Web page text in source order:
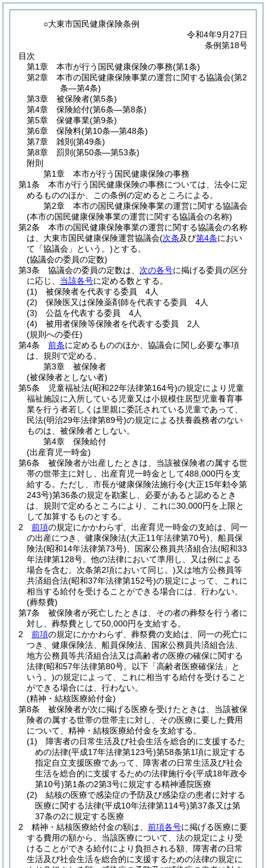
○大東市国民健康保険条例
令和4年9月27日
条例第18号
目次
第1章
本市が行う国民健康保険の事務(第1条)
第2章
本市の国民健康保険事業の運営に関する協議会(第2
条―第4条)
第3章
被保険者(第5条)
第4章
保険給付(第6条―第8条)
第5章
保健事業(第9条)
第6章
保険料(第10条―第48条)
第7章
雑則 (第49条)
第8章
罰則 (第50条―第53条)
附則
第1章
本市が行う国民健康保険の事務
第1条
本市が行う国民健康保険の事務については、法令に定
めるもののほか、この条例の定めるところによる。
第2章
本市の国民健康保険事業の運営に関する協議会
(本市の国民健康保険事業の運営に関する協議会の名称)
第2条
本市の国民健康保険事業の運営に関する協議会の名称
は、大東市国民健康保険運営協議会(次条及び第4条におい
て「協議会」という。)とする。
(協議会の委員の定数)
第3条
協議会の委員の定数は、 次の各号に掲げる委員の区分
に応じ、 当該各号に定める数とする。
(1)
被保険者を代表する委員 4人
(2)
保険医又は保険薬剤師を代表する委員 4人
(3)
公益を代表する委員 4人
(4)
被用者保険等保険者を代表する委員 2人
(規則への委任)
第4条
前条に定めるもののほか、協議会に関し必要な事項
は、規則で定める。
第3章
被保険者
(被保険者としない者)
第5条
児童福祉法(昭和22年法律第164号)の規定により児童
福祉施設に入所している児童又は小規模住居型児童養育事
業を行う者若しくは里親に委託されている児童であって、
民法(明治29年法律第89号)の規定による扶養義務者のない
ものは、被保険者としない。
第4章
保険給付
(出産育児一時金)
第6条
被保険者が出産したときは、当該被保険者の属する世
帯の世帯主に対し、出産育児一時金として488,000円を支
給する。 ただし、市長が健康保険法施行令(大正15年勅令第
243号)第36条の規定を勘案し、必要があると認めるとき
は、規則で定めるところにより、これに30,000円を上限と
して加算するものとする。
2
前項の規定にかかわらず、出産育児一時金の支給は、同一
の出産につき、健康保険法(大正11年法律第70号) 、船員保
険法(昭和14年法律第73号) 、国家公務員共済組合法(昭和33
年法律第128号。他の法律において準用し、又は例による
場合を含む。次条第2項において同じ。)又は地方公務員等
共済組合法(昭和37年法律第152号)の規定によって、これに
相当する給付を受けることができる場合には、行わない。
(葬祭費)
第7条
被保険者が死亡したときは、その者の葬祭を行う者に
対し、葬祭費として50,000円を支給する。
2
前項の規定にかかわらず、葬祭費の支給は、同一の死亡に
つき、健康保険法、船員保険法、国家公務員共済組合法、
地方公務員等共済組合法又は高齢者の医療の確保に関する
法律(昭和57年法律第80号。以下「高齢者医療確保法」と
いう。)の規定によって、これに相当する給付を受けること
ができる場合には、行わない。
(精神・結核医療給付金)
第8条
被保険者が次に掲げる医療を受けたときは、当該被保
険者の属する世帯の世帯主に対し、その医療に要した費用
について、精神・結核医療給付金を支給する。
(1)
障害者の日常生活及び社会生活を総合的に支援するた
めの法律(平成17年法律第123号)第58条第1項に規定する
指定自立支援医療であって、障害者の日常生活及び社会
生活を総合的に支援するための法律施行令(平成18年政令
第10号)第1条の2第3号に規定する精神通院医療
(2)
結核の医療で感染症の予防及び感染症の患者に対する
医療に関する法律(平成10年法律第114号)第37条又は第
37条の2に規定する医療
2
精神・結核医療給付金の額は、 前項各号に掲げる医療に要
する費用の額から、当該医療について、法の規定により受
けることができる給付により負担される額、障害者の日常
生活及び社会生活を総合的に支援するための法律の規定に